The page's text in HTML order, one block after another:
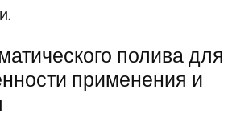
полива для
применения и